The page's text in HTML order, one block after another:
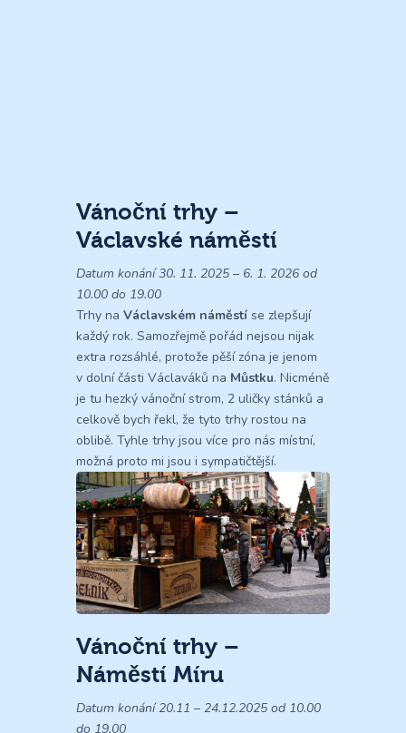
Vánoční trhy –
Václavské náměstí
Datum konání 30. 11. 2025 – 6. 1. 2026 od
10.00 do 19.00
Trhy na Václavském náměstí se zlepšují
každý rok. Samozřejmě pořád nejsou nijak
extra rozsáhlé, protože pěší zóna je jenom
v dolní části Václaváků na Můstku. Nicméně
je tu hezký vánoční strom, 2 uličky stánků a
celkově bych řekl, že tyto trhy rostou na
oblibě. Tyhle trhy jsou více pro nás místní,
možná proto mi jsou i sympatičtější.
Vánoční trhy –
Náměstí Míru
Datum konání 20.11 – 24.12.2025 od 10.00
do 19.00